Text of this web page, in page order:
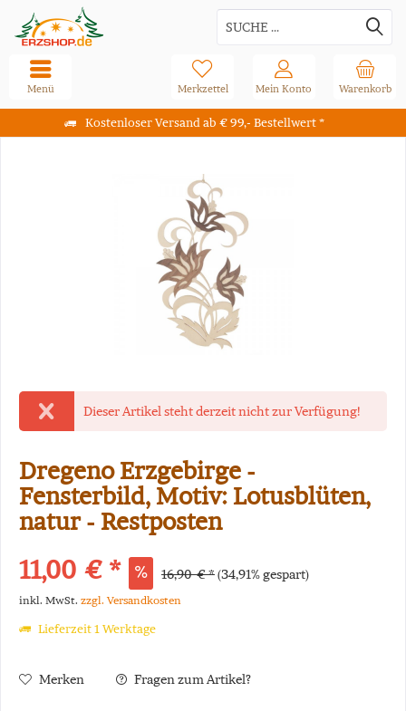
Kostenloser Versand ab € 99,- Bestellwert *
Warenkorb
Merkzettel Mein Konto
Menü
Dieser Artikel steht derzeit nicht zur Verfügung!
Dregeno Erzgebirge -
Fensterbild, Motiv: Lotusblüten,
natur - Restposten
11,00 € * 16,90 € *(34,91% gespart)
inkl. MwSt. zzgl. Versandkosten
Lieferzeit 1 Werktage
Merken Fragen zum Artikel?